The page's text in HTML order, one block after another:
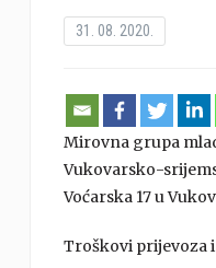
31. 08. 2020.
Mirovna grupa
Vukovarsko-
Voćarska 17 u
Troškovi prijevoza